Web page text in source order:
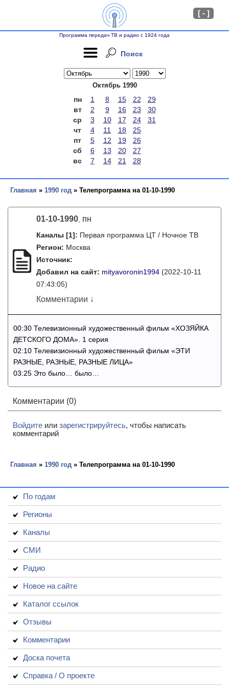
Программа передач ТВ и радио с 1924 года
Поиск
Октябрь 1990
пн 1 8 15 22
29
вт
2 9 16 23
30
ср
3 10 17 24
31
чт
4 11 18
25
пт
5 12 19
26
сб
6 13 20
27
вс
7 14 21 28
Главная » 1990 год » Телепрограмма на 01-10-1990
01-10-1990, пн
Каналы [1]: Первая программа ЦТ / Ночное ТВ
Регион: Москва
Источник:
Добавил на сайт: mityavoronin1994 (2022-10-11
07:43:05)
Комментарии ↓
[ - ]
00:30 Телевизионный художественный фильм «ХОЗЯЙКА
ДЕТСКОГО ДОМА». 1 серия
02:10 Телевизионный художественный фильм «ЭТИ
РАЗНЫЕ, РАЗНЫЕ, РАЗНЫЕ ЛИЦА»
03:25 Это было… было…
Комментарии (0)
Войдите или зарегистрируйтесь, чтобы написать
комментарий
Главная » 1990 год » Телепрограмма на 01-10-1990
По годам
Регионы
Каналы
СМИ
Радио
Новое на сайте
Каталог ссылок
Отзывы
Комментарии
Доска почета
Справка / О проекте